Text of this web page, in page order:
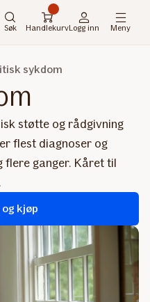
Søk HandlekurvLogg inn Meny
sykdom
støtte og rådgivning
flest diagnoser og
flere ganger. Kåret til
kjøp